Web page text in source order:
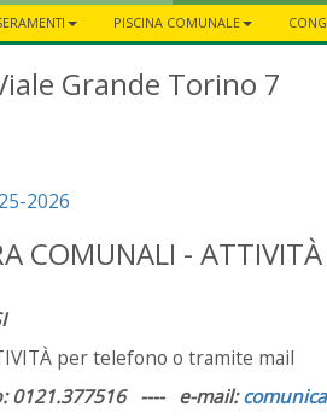
PISCINA COMUNALE
Grande Torino 7
2026
COMUNALI -
per telefono o tramite mail
0121.377516 ---- e-mail: